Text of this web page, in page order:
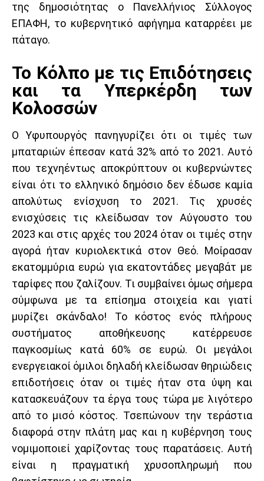
της δημοσιότητας ο Πανελλήνιος Σύλλογος
ΕΠΑΦΗ, το κυβερνητικό αφήγημα καταρρέει με
πάταγο.
Το Κόλπο με τις Επιδότησεις
και τα Υπερκέρδη των
Κολοσσών
Ο Υφυπουργός πανηγυρίζει ότι οι τιμές των
μπαταριών έπεσαν κατά 32% από το 2021. Αυτό
που τεχνηέντως αποκρύπτουν οι κυβερνώντες
είναι ότι το ελληνικό δημόσιο δεν έδωσε καμία
απολύτως ενίσχυση το 2021. Τις χρυσές
ενισχύσεις τις κλείδωσαν τον Αύγουστο του
2023 και στις αρχές του 2024 όταν οι τιμές στην
αγορά ήταν κυριολεκτικά στον Θεό. Μοίρασαν
εκατομμύρια ευρώ για εκατοντάδες μεγαβάτ με
ταρίφες που ζαλίζουν. Τι συμβαίνει όμως σήμερα
σύμφωνα με τα επίσημα στοιχεία και γιατί
μυρίζει σκάνδαλο! Το κόστος ενός πλήρους
συστήματος αποθήκευσης κατέρρευσε
παγκοσμίως κατά 60% σε ευρώ. Οι μεγάλοι
ενεργειακοί όμιλοι δηλαδή κλείδωσαν θηριώδεις
επιδοτήσεις όταν οι τιμές ήταν στα ύψη και
κατασκευάζουν τα έργα τους τώρα με λιγότερο
από το μισό κόστος. Τσεπώνουν την τεράστια
διαφορά στην πλάτη μας και η κυβέρνηση τους
νομιμοποιεί χαρίζοντας τους παρατάσεις. Αυτή
είναι η πραγματική χρυσοπληρωμή που